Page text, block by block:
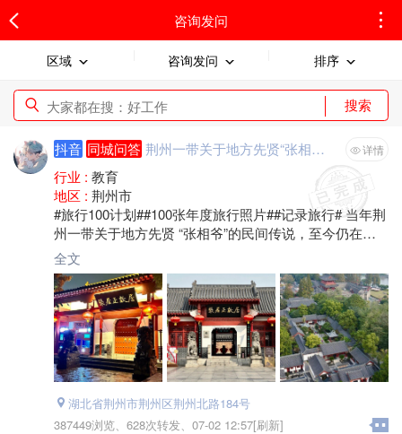
咨询发问
区域 咨询发问 排序
搜索
抖音 同城问答 荆州一带关于地方先贤“张相爷”的民间传说 详情
行业 : 教育
地区 : 荆州市
#旅行100计划##100张年度旅行照片##记录旅行# 当年荆
州一带关于地方先贤 “张相爷”的民间传说，至今仍在乡
村父老中广泛传播。他就是明朝万历年间的内阁首辅张
居正。
张居正生于江陵县（今湖北省荆州市），明朝政治家、
改革家、内阁首辅，辅佐明神宗朱翊钧进行“万历新政”，
史称“张居正改革”。
近代大思想家梁启超在《历史研充法补编》中断言：
明朝有种种特点,政治家只有——张居正。
台湾著名学者黎东方说：
以施政的成绩而论,张居正不仅是明朝唯一的大政治家,也
全文
湖北省荆州市荆州区荆州北路184号
387449浏览、 628次转发、 07-02 12:57[刷新]